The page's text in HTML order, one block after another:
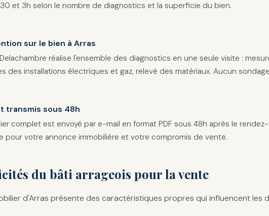
et 3h selon le nombre de diagnostics et la superficie du bien.
sur le bien à Arras
réalise l'ensemble des diagnostics en une seule visite :
des installations électriques et gaz, relevé des matériaux. Aucun
transmis sous 48h
complet est envoyé par e-mail en format PDF sous 48h après le
pour votre annonce immobilière et votre compromis de vente.
du bâti arrageois pour la vente
d'Arras présente des caractéristiques propres qui influencent les